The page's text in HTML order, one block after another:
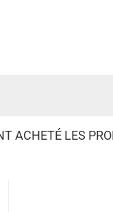
ACHETÉ LES